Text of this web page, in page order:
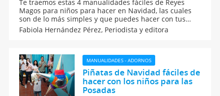
Te traemos estas 4 manualidades fáciles de Reyes
Magos para niños para hacer en Navidad, las cuales
son de lo más simples y que puedes hacer con tus
pequeños previo a la Noche de Reyes. Son hechas con
materiales reciclados o que se tienen a la mano en
Fabiola Hernández Pérez, Periodista y editora
MANUALIDADES - ADORNOS
Piñatas de Navidad fáciles de
hacer con los niños para las
Posadas